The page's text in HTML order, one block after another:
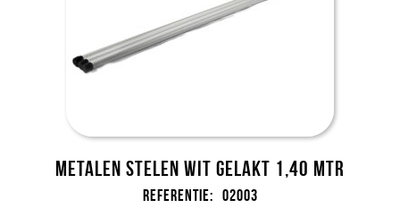
Metalen stelen wit gelakt 1,40 mtr
Referentie: 02003